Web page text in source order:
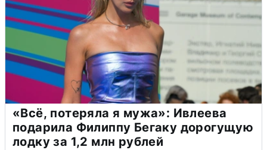
«Всё, потеряла я мужа»: Ивлеева
подарила Филиппу Бегаку дорогущую
лодку за 1,2 млн рублей